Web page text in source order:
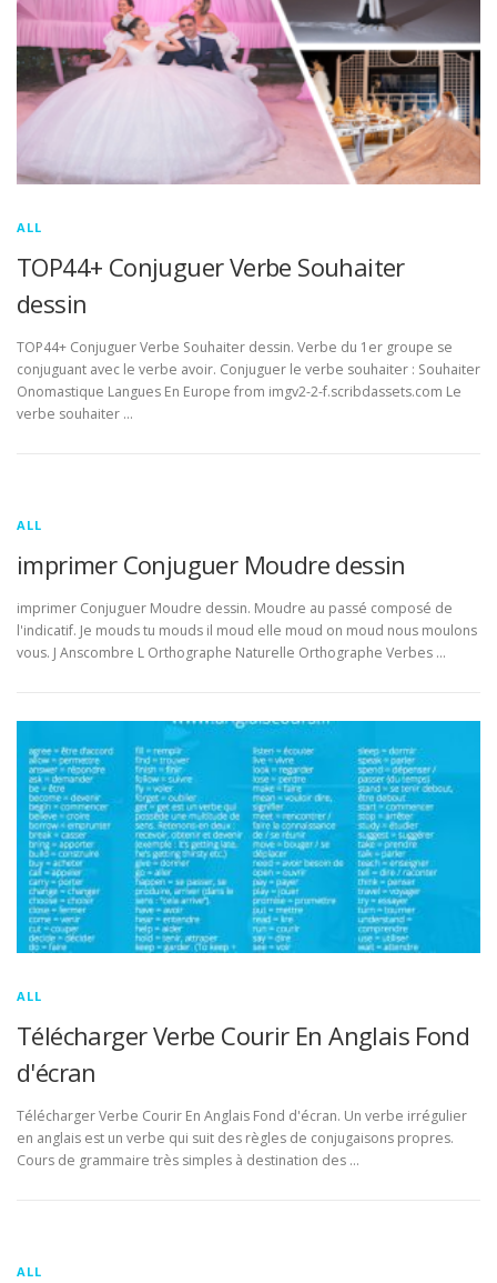
ALL
TOP44+ Conjuguer Verbe Souhaiter
dessin
TOP44+ Conjuguer Verbe Souhaiter dessin. Verbe du 1er groupe se
conjuguant avec le verbe avoir. Conjuguer le verbe souhaiter : Souhaiter
Onomastique Langues En Europe from imgv2-2-f.scribdassets.com Le
verbe souhaiter …
ALL
imprimer Conjuguer Moudre dessin
imprimer Conjuguer Moudre dessin. Moudre au passé composé de
l'indicatif. Je mouds tu mouds il moud elle moud on moud nous moulons
vous. J Anscombre L Orthographe Naturelle Orthographe Verbes …
ALL
Télécharger Verbe Courir En Anglais Fond
d'écran
Télécharger Verbe Courir En Anglais Fond d'écran. Un verbe irrégulier
en anglais est un verbe qui suit des règles de conjugaisons propres.
Cours de grammaire très simples à destination des …
ALL